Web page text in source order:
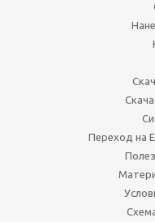
Переход на